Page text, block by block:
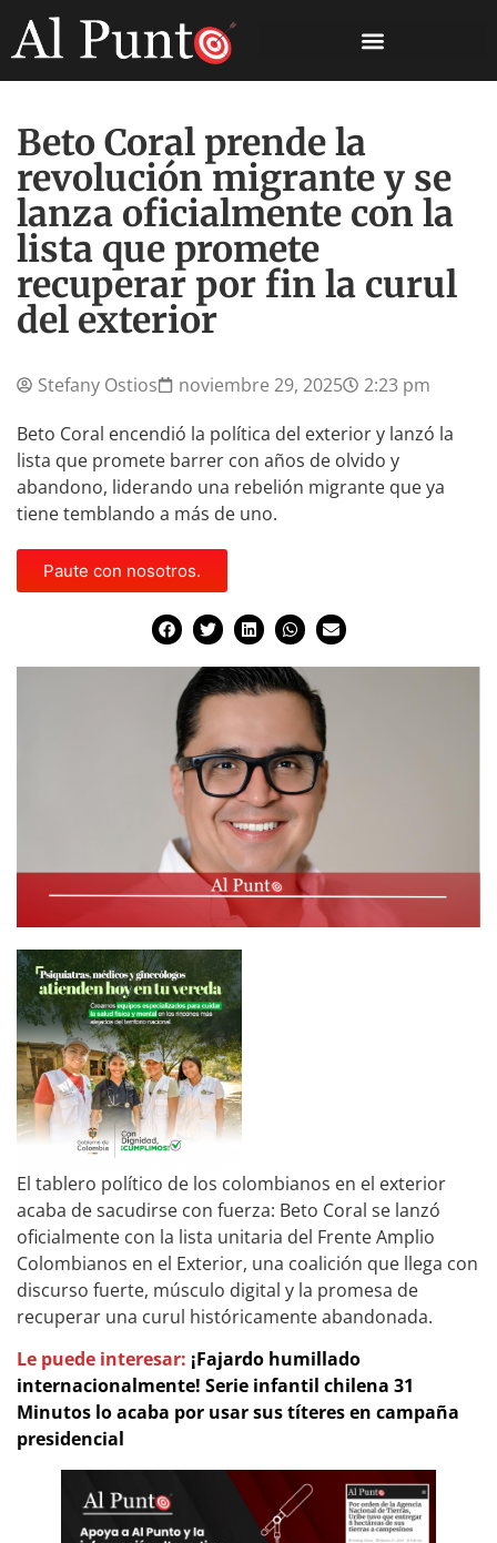
Beto Coral prende la
revolución migrante y se
lanza oficialmente con la
lista que promete
recuperar por fin la curul
del exterior
Stefany Ostios noviembre 29, 2025
2:23 pm
Beto Coral encendió la política del exterior y lanzó la
lista que promete barrer con años de olvido y
abandono, liderando una rebelión migrante que ya
tiene temblando a más de uno.
Paute con nosotros.
El tablero político de los colombianos en el exterior
acaba de sacudirse con fuerza: Beto Coral se lanzó
oficialmente con la lista unitaria del Frente Amplio
Colombianos en el Exterior, una coalición que llega con
discurso fuerte, músculo digital y la promesa de
recuperar una curul históricamente abandonada.
Le puede interesar: ¡Fajardo humillado
internacionalmente! Serie infantil chilena 31
Minutos lo acaba por usar sus títeres en campaña
presidencial